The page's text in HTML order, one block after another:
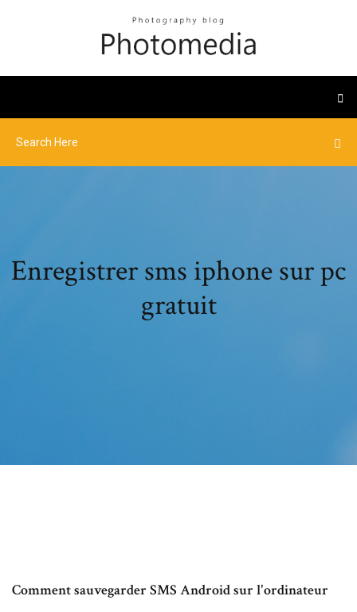
Enregistrer sms iphone sur pc
gratuit
Comment sauvegarder SMS Android sur l'ordinateur